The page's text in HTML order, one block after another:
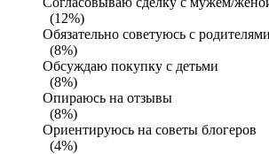
(12%)
Обязательно советуюсь с
(8%)
Обсуждаю покупку с детьми
(8%)
Опираюсь на отзывы
(8%)
Ориентируюсь на советы блогеров
(4%)